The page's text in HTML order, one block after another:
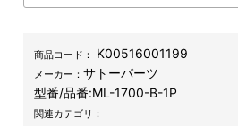
商品コード： K00516001199
メーカー：サトーパーツ
型番/品番:ML-1700-B-1P
関連カテゴリ：